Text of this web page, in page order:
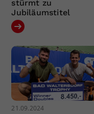
stürmt zu
Jubiläumstitel
21.09.2024